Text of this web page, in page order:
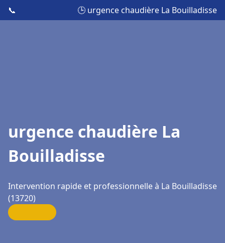
📞 🕒 urgence chaudière La Bouilladisse
urgence chaudière La
Bouilladisse
Intervention rapide et professionnelle à La Bouilladisse
(13720)